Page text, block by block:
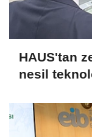
HAUS'tan
nesil